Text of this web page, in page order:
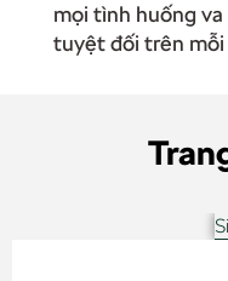
mọi tình huống
tuyệt đối trên mỗi